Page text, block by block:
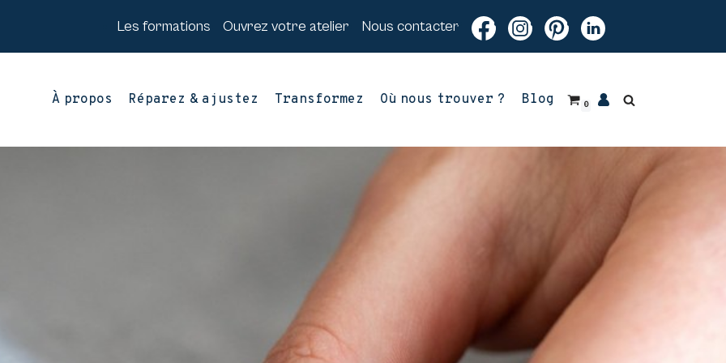
Les formations Ouvrez votre atelier Nous contacter
À propos Réparez & ajustez Transformez Où nous trouver ? Blog 0